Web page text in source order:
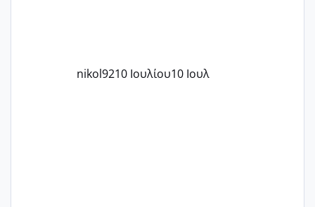
nikol9210 Ιουλίου10 Ιουλ